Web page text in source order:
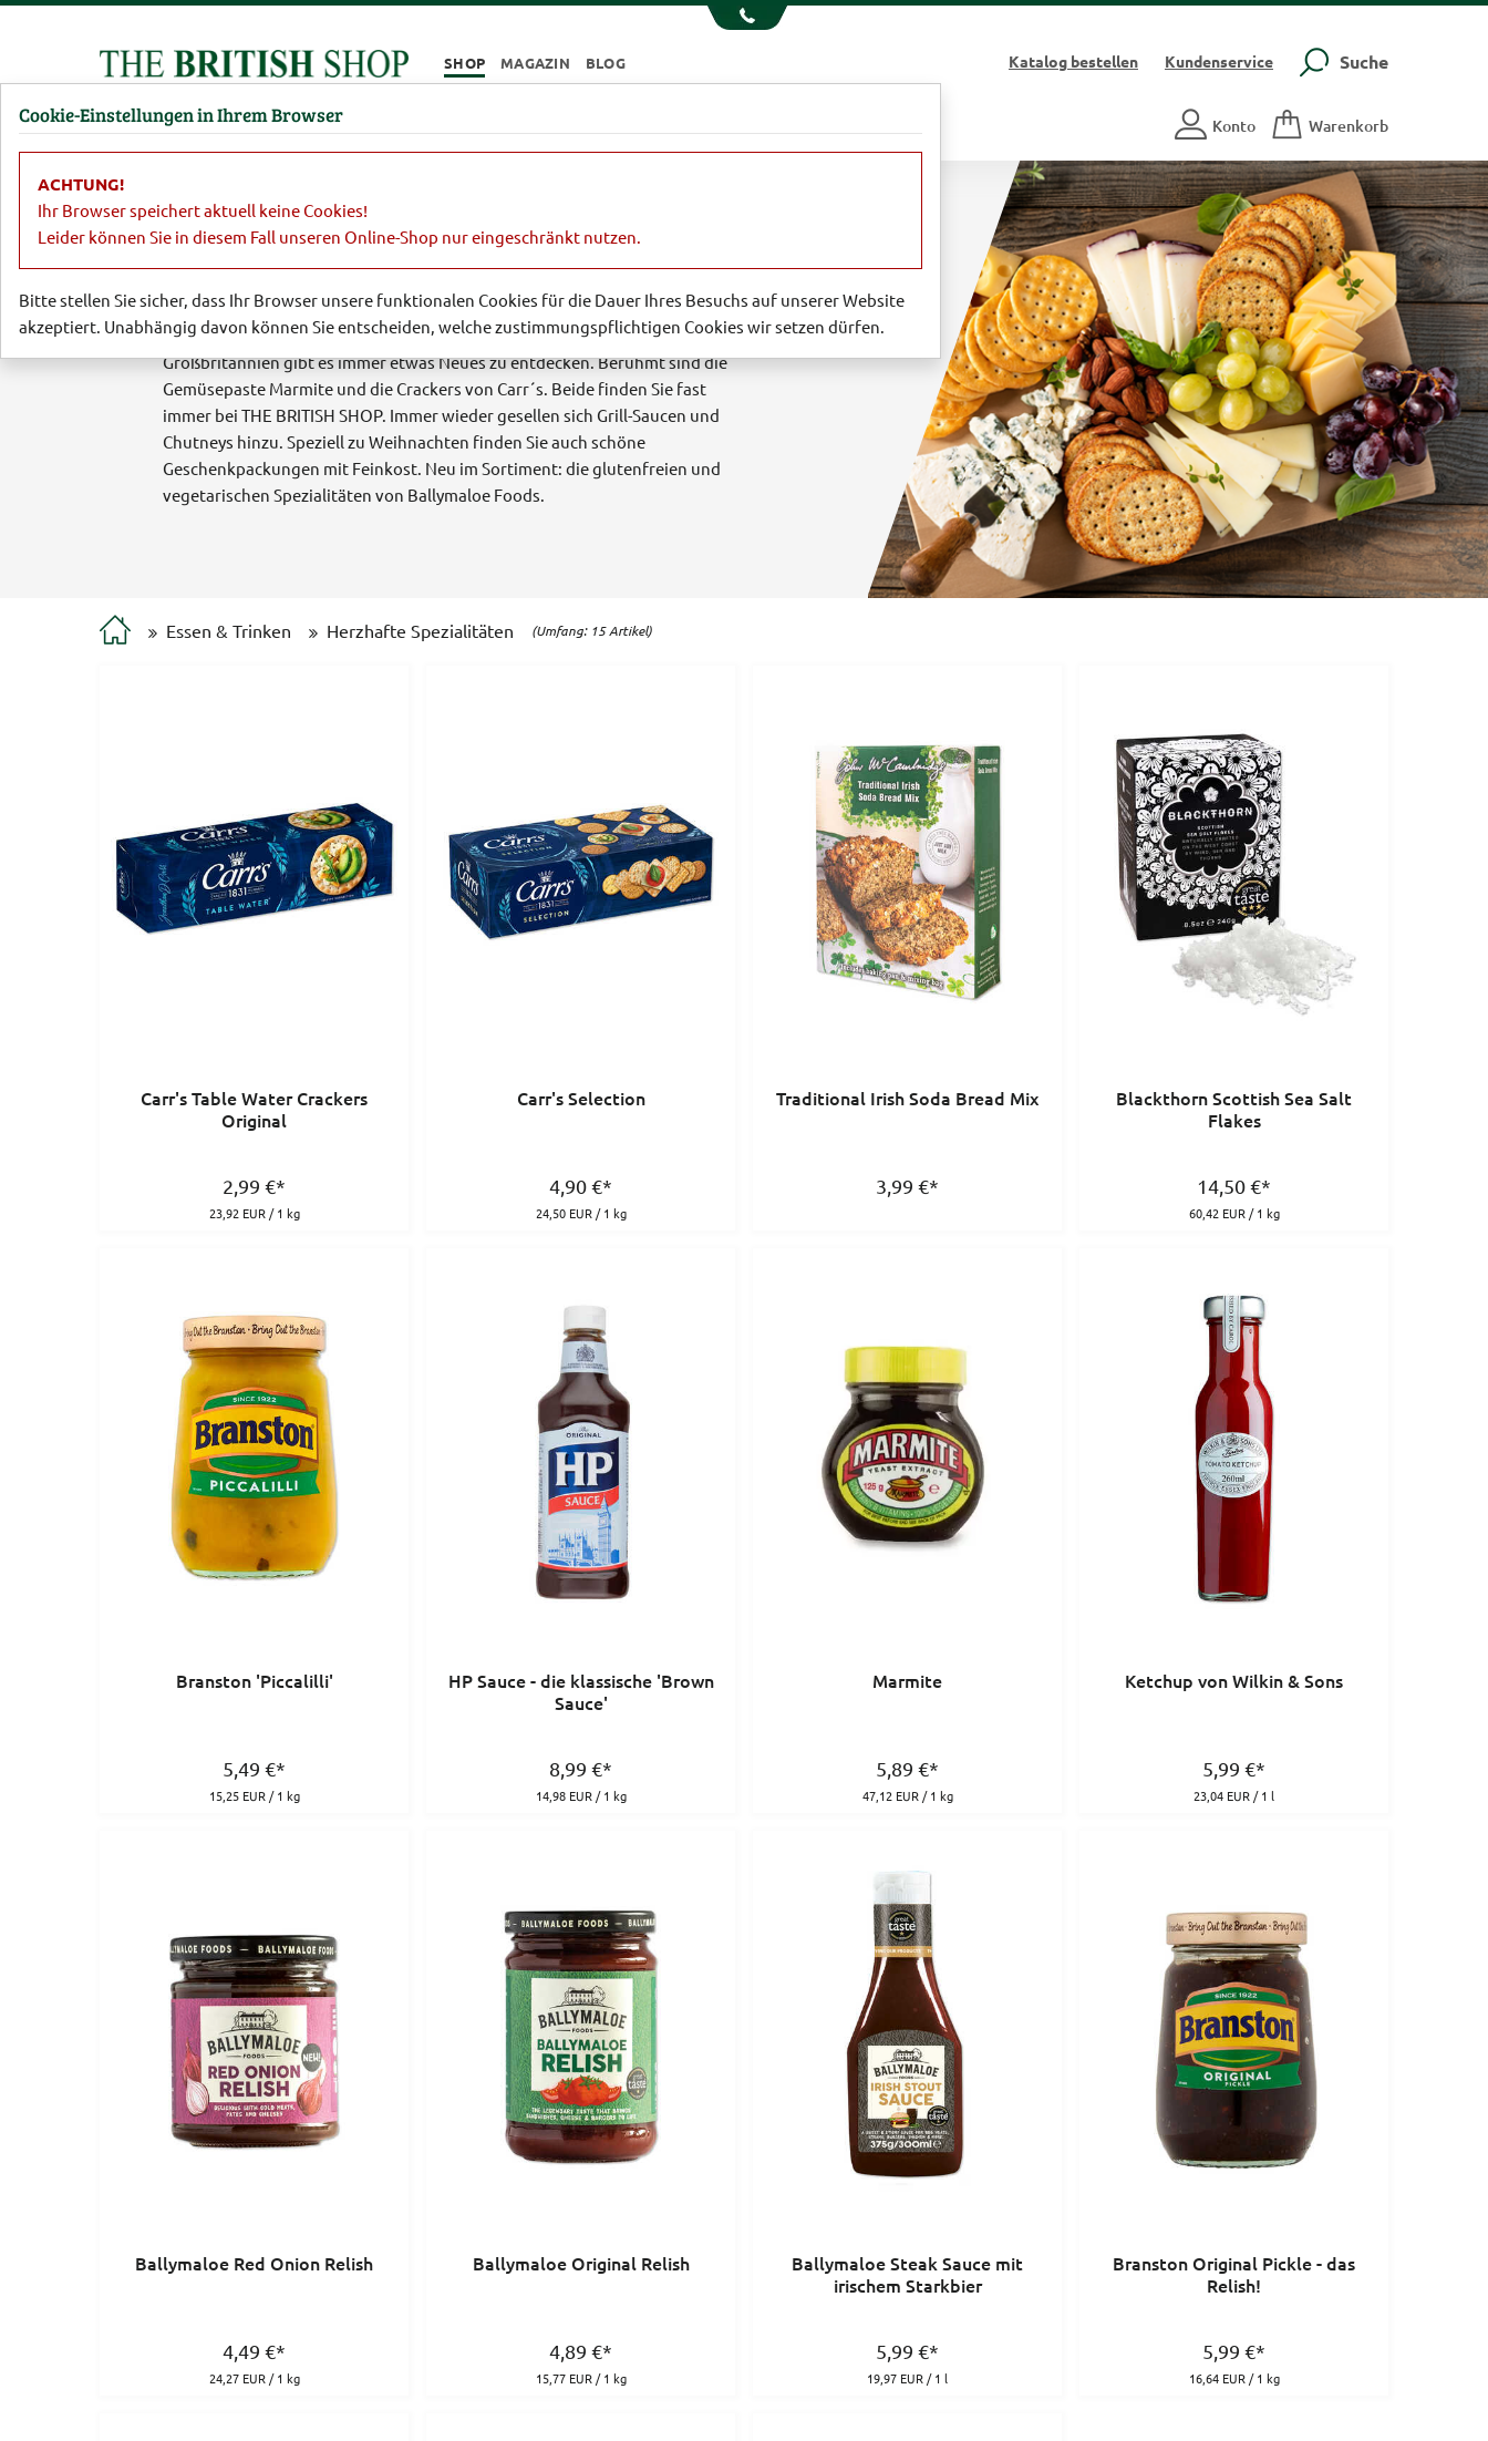
SHOP MAGAZIN BLOG Katalogbestellen Kundenservice Suche
Damen Herren Barbour Parfümerie Konto Warenkorb
Herzhafte Delikatessen
In unserem wechselnden Sortiment an herzhaften Spezialitäten aus
Großbritannien gibt es immer etwas Neues zu entdecken. Berühmt sind die
Gemüsepaste Marmite und die Crackers von Carr´s. Beide finden Sie fast
immer bei THE BRITISH SHOP. Immer wieder gesellen sich Grill-Saucen und
Chutneys hinzu. Speziell zu Weihnachten finden Sie auch schöne
Geschenkpackungen mit Feinkost. Neu im Sortiment: die glutenfreien und
vegetarischen Spezialitäten von Ballymaloe Foods.
Essen & Trinken Herzhafte Spezialitäten (Umfang: 15 Artikel)
Carr's Table Water Crackers
Original
2,99 €*
23,92 EUR / 1 kg
Carr's Selection
4,90€*
24,50 EUR / 1 kg
Traditional Irish Soda Bread Mix
3,99 €*
Blackthorn Scottish Sea Salt
Flakes
14,50€*
60,42 EUR / 1 kg
Branston 'Piccalilli'
5,49 €*
15,25 EUR / 1 kg
HP Sauce - die klassische 'Brown
Sauce'
8,99 €*
14,98 EUR / 1 kg
Marmite
5,89 €*
47,12 EUR / 1 kg
Ketchup von Wilkin & Sons
5,99 €*
23,04 EUR / 1 l
Ballymaloe Red Onion Relish
4,49 €*
24,27 EUR / 1 kg
Ballymaloe Original Relish
4,89 €*
15,77 EUR / 1 kg
Ballymaloe Steak Sauce mit
irischem Starkbier
5,99 €*
19,97 EUR / 1 l
Branston Original Pickle - das
Relish!
5,99 €*
16,64 EUR / 1 kg
Cookie-Einstellungen in Ihrem Browser
ACHTUNG!
Ihr Browser speichert aktuell keine Cookies!
Leider können Sie in diesem Fall unseren Online-Shop nur eingeschränkt nutzen.
Bitte stellen Sie sicher, dass Ihr Browser unsere funktionalen Cookies für die Dauer Ihres Besuchs auf unserer Website
akzeptiert. Unabhängig davon können Sie entscheiden, welche zustimmungspflichtigen Cookies wir setzen dürfen.